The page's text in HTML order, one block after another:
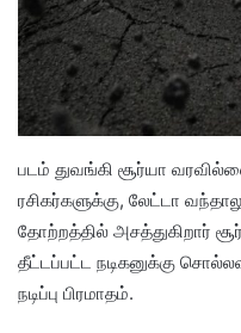
படம் துவங்கி சூர்யா
ரசிகர்களுக்கு, லேட்டா
தோற்றத்தில் அசத்துகிறார்
தீட்டப்பட்ட நடிகனுக்கு
நடிப்பு பிரமாதம்.